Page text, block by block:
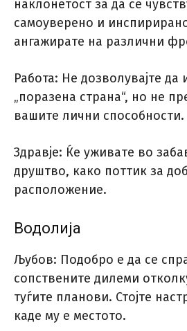
наклонетост за да се
самоуверено и
ангажирате на различни
Работа: Не дозволувајте да
„поразена страна“, но не
вашите лични способности.
Здравје: Ќе уживате во
друштво, како поттик за
расположение.
Водолија
Љубов: Подобро е да се
сопствените дилеми
туѓите планови. Стојте
каде му е местото.